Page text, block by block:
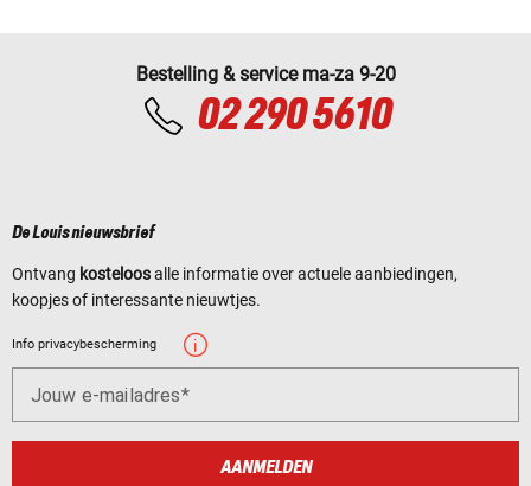
Bestelling & service ma-za 9-20
02 290 5610
De Louis nieuwsbrief
Ontvang kosteloosalle informatie over actuele aanbiedingen,
koopjes of interessante nieuwtjes.
Info privacybescherming
Jouw e-mailadres
AANMELDEN